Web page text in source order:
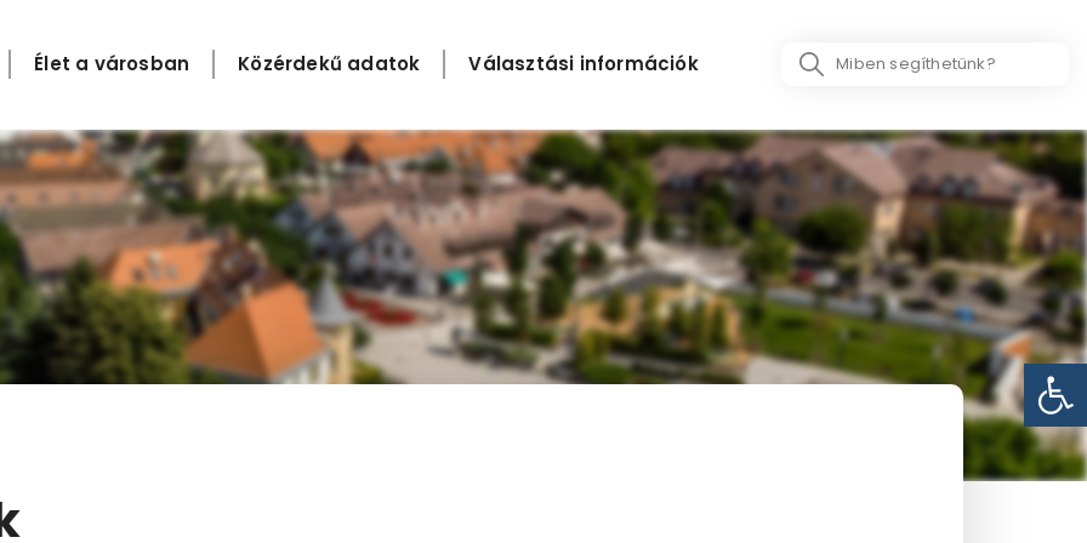
Élet a városban Közérdekű adatok Választási információk
Search